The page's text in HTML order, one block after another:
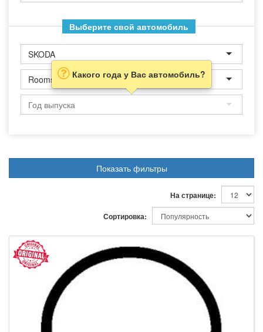
Выберите свой автомобиль
SKODA
Roomster Какого года у Вас автомобиль?
Показать фильтры
На странице:
Сортировка: